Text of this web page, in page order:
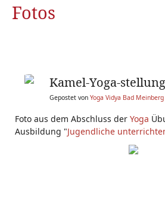
Fotos
Kamel-Yoga-
Gepostet von Yoga Vidya Bad Meinberg
Foto aus dem Abschluss der Yoga
Ausbildung "Jugendliche
Yoga Vidya Bad Meinberg.